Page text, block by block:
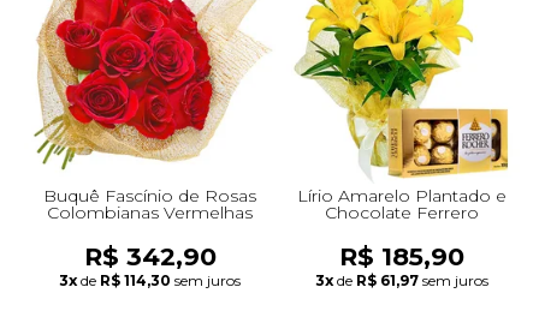
Buquê Fascínio de Rosas
Colombianas Vermelhas
R$ 342,90
3x de R$ 114,30 sem juros
Lírio Amarelo Plantado e
Chocolate Ferrero
R$ 185,90
3x de R$ 61,97 sem juros